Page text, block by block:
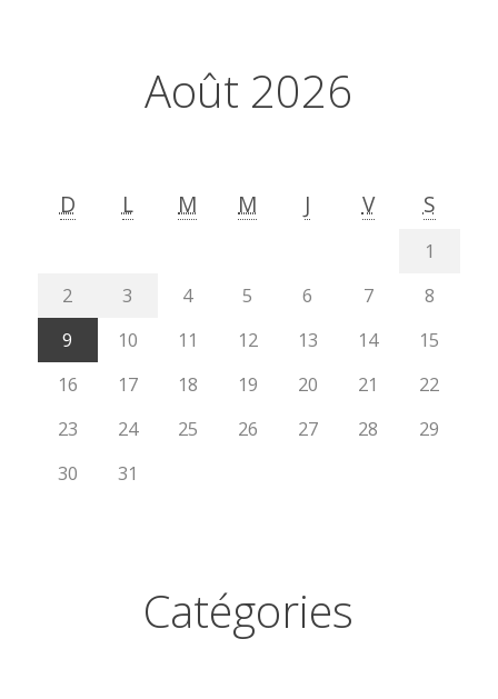
Août 2026
D L M M J V S
1
2
3 4 5 6 7
8
9
10 11 12 13 14
15
16
17 18 19 20 21
22
23
24 25 26 27 28
29
30
31
Catégories